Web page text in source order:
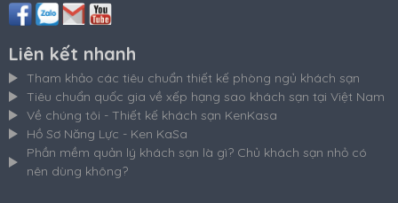
Liên kết nhanh
Tham khảo các tiêu chuẩn thiết kế phòng ngủ khách sạn
Tiêu chuẩn quốc gia về xếp hạng sao khách sạn tại Việt Nam
Về chúng tôi - Thiết kế khách sạn KenKasa
Hồ Sơ Năng Lực - Ken KaSa
Phần mềm quản lý khách sạn là gì? Chủ khách sạn nhỏ có
nên dùng không?